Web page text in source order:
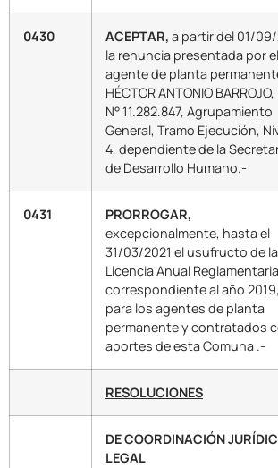
0430 ACEPTAR, a partir del 01/
la renuncia presentada por el
agente de planta
HÉCTOR ANTONIO BARROJO,
N° 11.282.847, Agrupamiento
General, Tramo Ejecución,
4, dependiente de la
de Desarrollo Humano.-
0431
PRORROGAR,
excepcionalmente, hasta el
31/03/2021 el usufructo de la
Licencia Anual Reglamentaria
correspondiente al año 2019,
para los agentes de planta
permanente y contratados
aportes de esta Comuna .-
RESOLUCIONES
DE COORDINACIÓN
LEGAL